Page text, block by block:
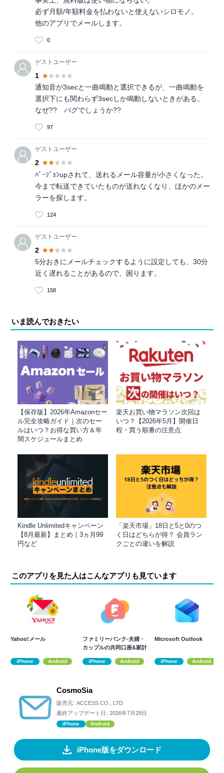
必ず月額/年額料金を払わないと使えないシロモノ。
他のアプリでメールします。
0
ゲストユーザー
1
通知音が3secと一曲鳴動と選択できるが、一曲鳴動を
選択下にも関わらず3secしか鳴動しないときがある。
なぜ?? バグでしょうか??
97
ゲストユーザー
2
ﾊﾞｰｼﾞｮﾝupされて、送れるメール容量が小さくなった。
今まで転送できていたものが送れなくなり、ほかのメー
ラーを探します。
124
ゲストユーザー
2
5分おきにメールチェックするように設定しても、30分
近く遅れることがあるので、困ります。
158
いま読んでおきたい
【保存版】2026年Amazonセー
ル完全攻略ガイド｜次のセー
ルはいつ？お得な買い方＆年
間スケジュールまとめ
楽天お買い物マラソン次回は
いつ？【2026年5月】開催日
程・買う順番の注意点
Kindle Unlimitedキャンペーン
【8月最新】まとめ｜3ヵ月99
円など
「楽天市場」18日と5と0のつ
く日はどちらが得？ 会員ラン
クごとの違いを解説
このアプリを見た人はこんなアプリも見ています
Yahoo!メール
iPhone Android
ファミリーバンク-夫婦・
カップルの共同口座&家計
iPhone Android
Microsoft Outlook
iPhone Android
CosmoSia
販売元: ACCESS CO., LTD.
最終アップデート日: 2026年7月29日
iPhone Android
iPhone版をダウンロード